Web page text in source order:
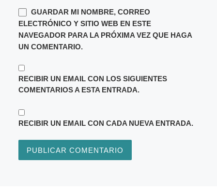
GUARDAR MI NOMBRE, CORREO
ELECTRÓNICO Y SITIO WEB EN ESTE
NAVEGADOR PARA LA PRÓXIMA VEZ QUE HAGA
UN COMENTARIO.
RECIBIR UN EMAIL CON LOS SIGUIENTES
COMENTARIOS A ESTA ENTRADA.
RECIBIR UN EMAIL CON CADA NUEVA ENTRADA.